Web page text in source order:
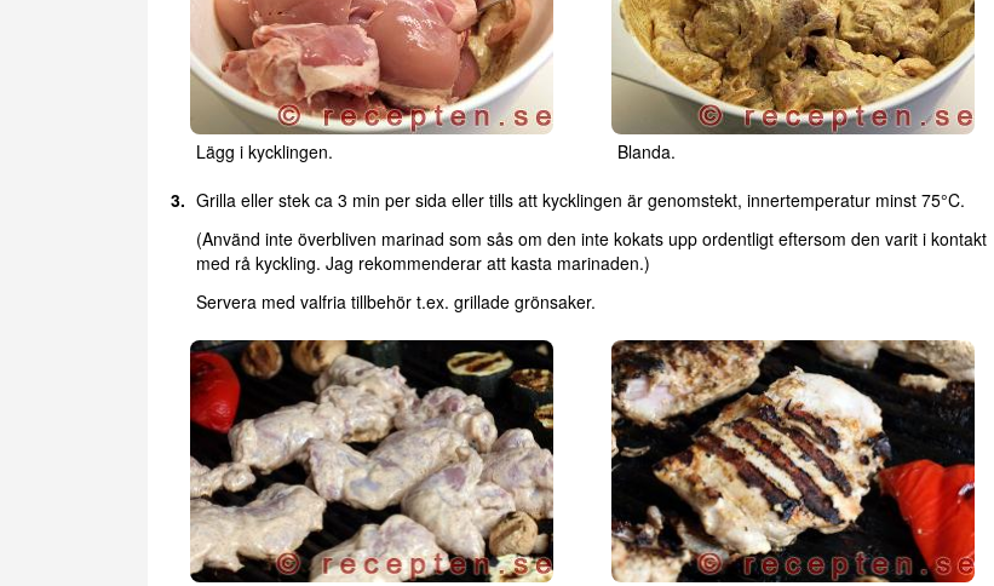
Lägg i kycklingen.
Blanda.
Grilla eller stek ca 3 min per sida eller tills att kycklingen är genomstekt, innertemperatur minst 75°C.
(Använd inte överbliven marinad som sås om den inte kokats upp ordentligt eftersom den varit i kontakt
med rå kyckling. Jag rekommenderar att kasta marinaden.)
Servera med valfria tillbehör t.ex. grillade grönsaker.